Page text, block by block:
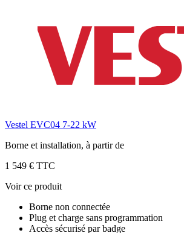
Vestel EVC04 7-22 kW
Borne et installation, à partir de
1 549 € TTC
Voir ce produit
Borne non connectée
Plug et charge sans programmation
Accès sécurisé par badge